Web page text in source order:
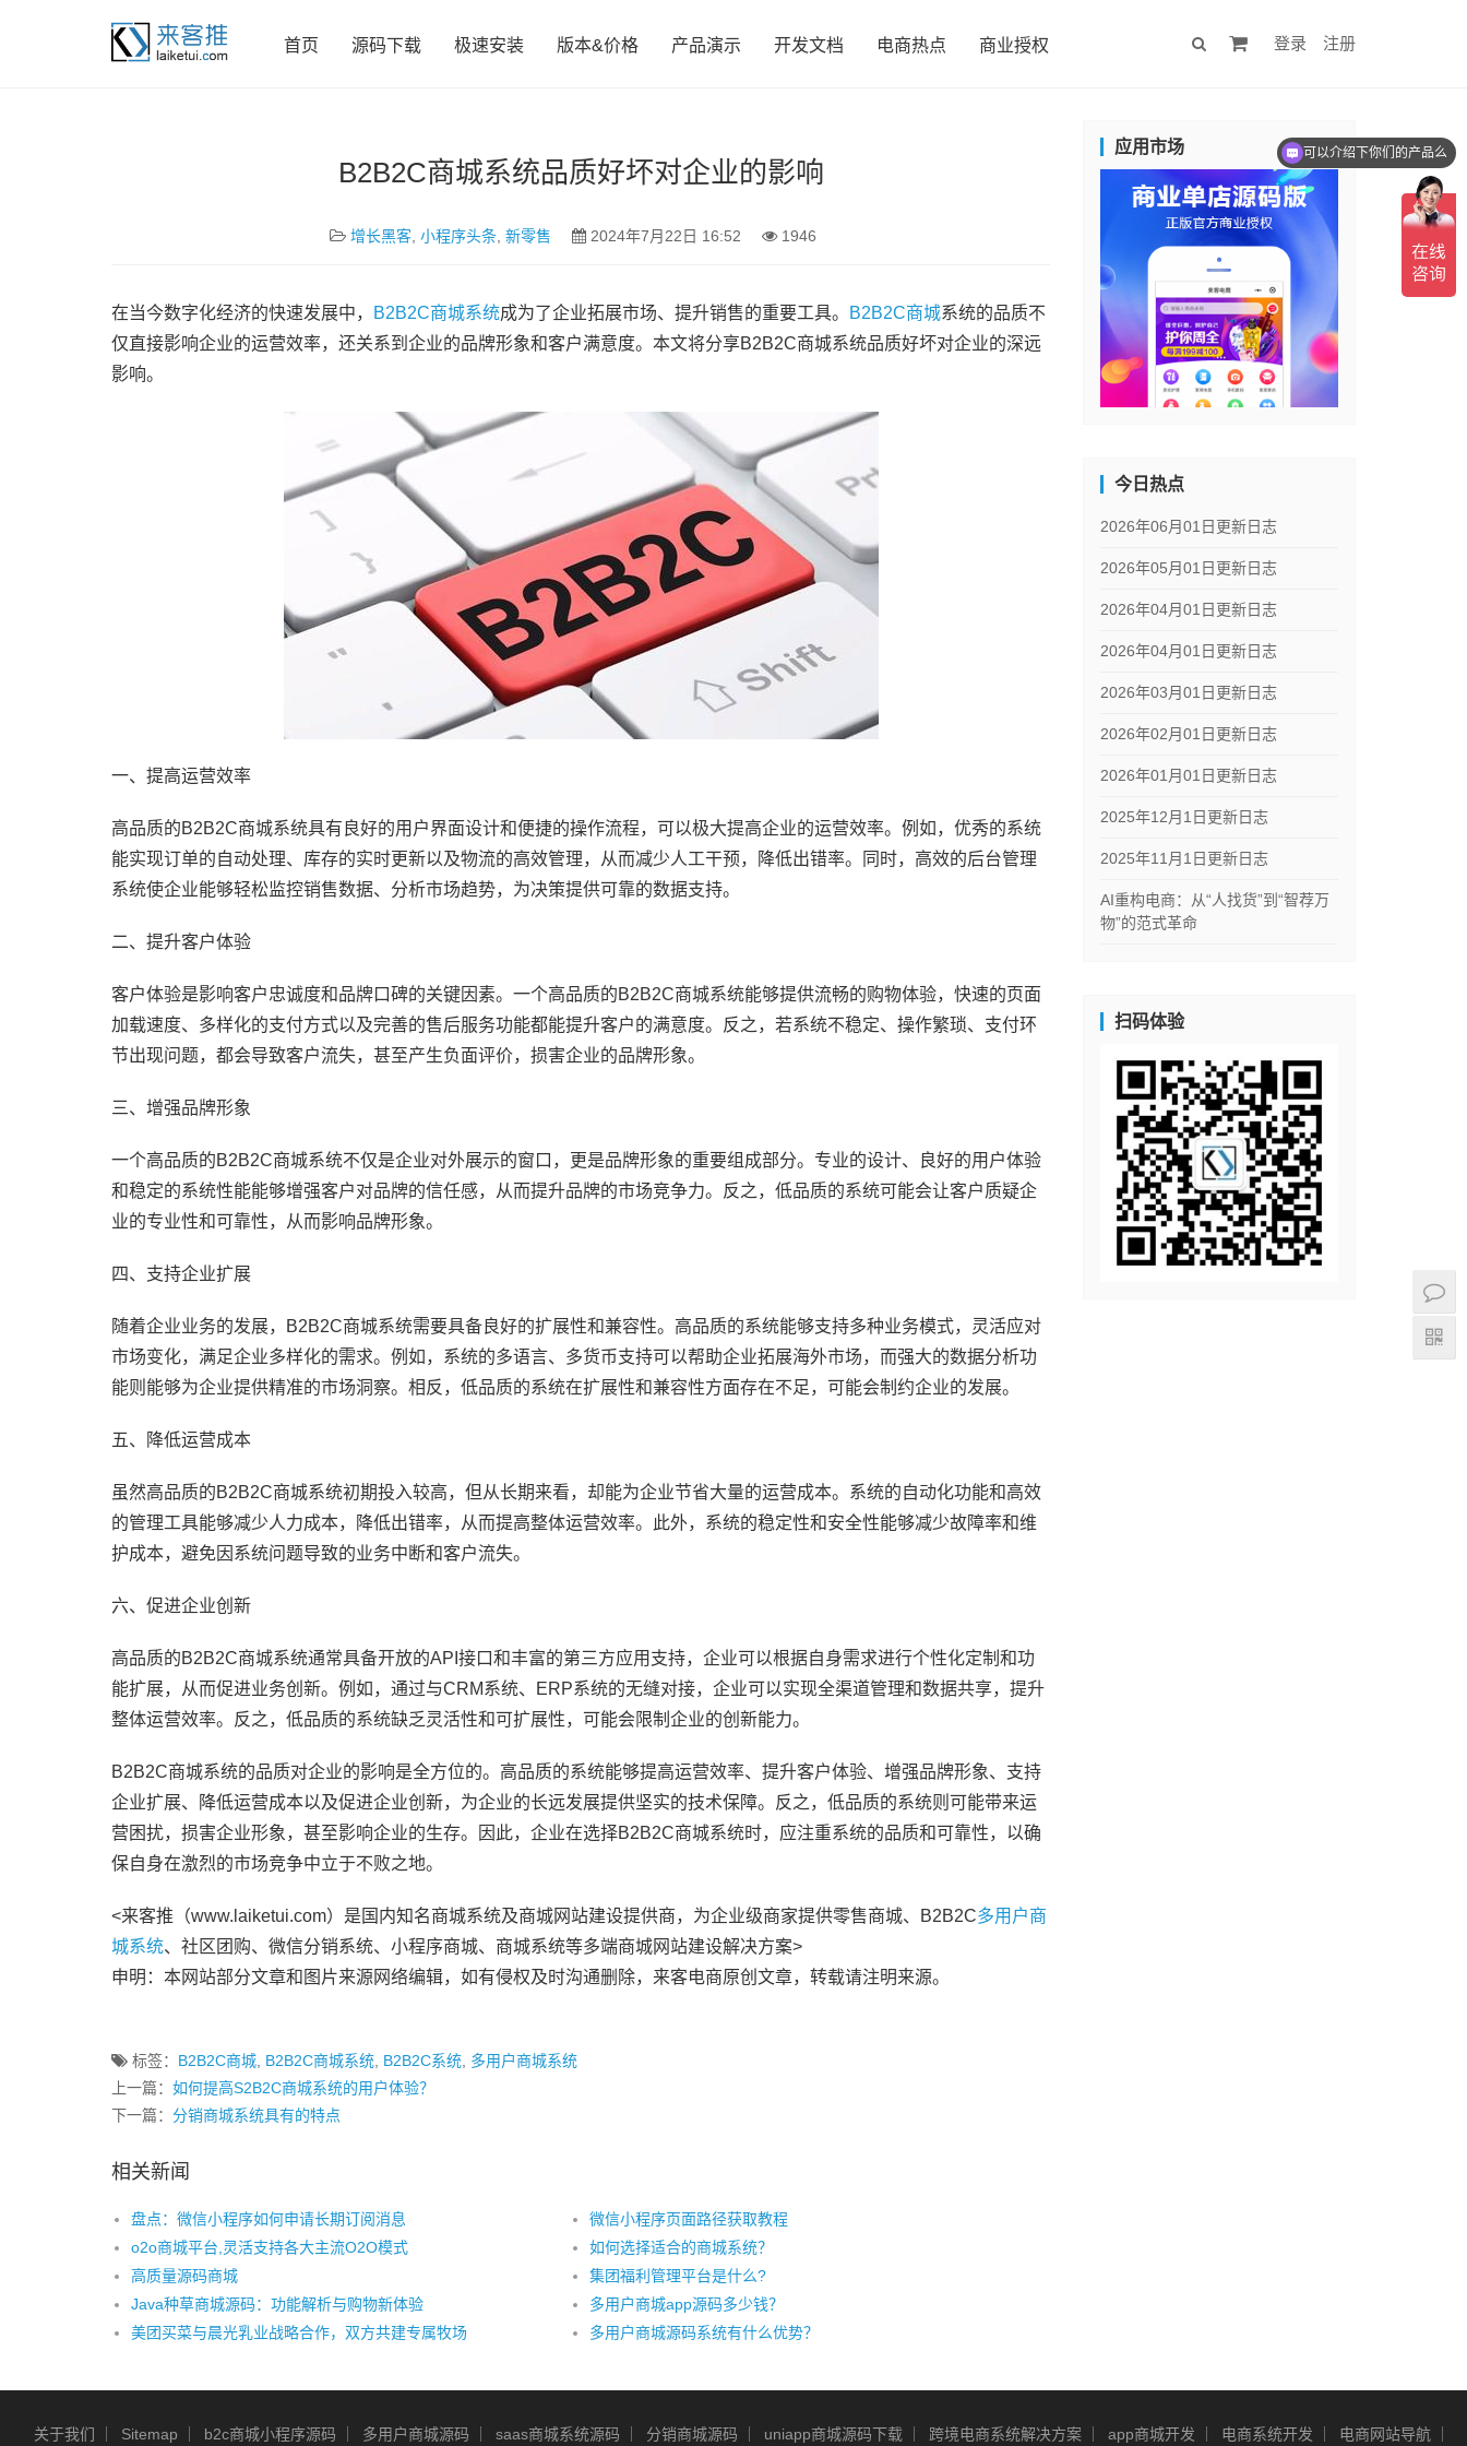
首页 源码下载 极速安装 版本&价格 产品演示 开发文档 电商热点 商业授权 登录 注册
B2B2C商城系统品质好坏对企业的影响
增长黑客, 小程序头条, 新零售 2024年7月22日 16:52 1946
在当今数字化经济的快速发展中， B2B2C商城系统成为了企业拓展市场、提升销售的重要工具。 B2B2C商城系统的品质不
仅直接影响企业的运营效率，还关系到企业的品牌形象和客户满意度。本文将分享B2B2C商城系统品质好坏对企业的深远
影响。
一、提高运营效率
高品质的B2B2C商城系统具有良好的用户界面设计和便捷的操作流程，可以极大提高企业的运营效率。例如，优秀的系统
能实现订单的自动处理、库存的实时更新以及物流的高效管理，从而减少人工干预，降低出错率。同时，高效的后台管理
系统使企业能够轻松监控销售数据、分析市场趋势，为决策提供可靠的数据支持。
二、提升客户体验
客户体验是影响客户忠诚度和品牌口碑的关键因素。一个高品质的B2B2C商城系统能够提供流畅的购物体验，快速的页面
加载速度、多样化的支付方式以及完善的售后服务功能都能提升客户的满意度。反之，若系统不稳定、操作繁琐、支付环
节出现问题，都会导致客户流失，甚至产生负面评价，损害企业的品牌形象。
三、增强品牌形象
一个高品质的B2B2C商城系统不仅是企业对外展示的窗口，更是品牌形象的重要组成部分。专业的设计、良好的用户体验
和稳定的系统性能能够增强客户对品牌的信任感，从而提升品牌的市场竞争力。反之，低品质的系统可能会让客户质疑企
业的专业性和可靠性，从而影响品牌形象。
四、支持企业扩展
随着企业业务的发展，B2B2C商城系统需要具备良好的扩展性和兼容性。高品质的系统能够支持多种业务模式，灵活应对
市场变化，满足企业多样化的需求。例如，系统的多语言、多货币支持可以帮助企业拓展海外市场，而强大的数据分析功
能则能够为企业提供精准的市场洞察。相反，低品质的系统在扩展性和兼容性方面存在不足，可能会制约企业的发展。
五、降低运营成本
虽然高品质的B2B2C商城系统初期投入较高，但从长期来看，却能为企业节省大量的运营成本。系统的自动化功能和高效
的管理工具能够减少人力成本，降低出错率，从而提高整体运营效率。此外，系统的稳定性和安全性能够减少故障率和维
护成本，避免因系统问题导致的业务中断和客户流失。
六、促进企业创新
高品质的B2B2C商城系统通常具备开放的API接口和丰富的第三方应用支持，企业可以根据自身需求进行个性化定制和功
能扩展，从而促进业务创新。例如，通过与CRM系统、ERP系统的无缝对接，企业可以实现全渠道管理和数据共享，提升
整体运营效率。反之，低品质的系统缺乏灵活性和可扩展性，可能会限制企业的创新能力。
B2B2C商城系统的品质对企业的影响是全方位的。高品质的系统能够提高运营效率、提升客户体验、增强品牌形象、支持
企业扩展、降低运营成本以及促进企业创新，为企业的长远发展提供坚实的技术保障。反之，低品质的系统则可能带来运
营困扰，损害企业形象，甚至影响企业的生存。因此，企业在选择B2B2C商城系统时，应注重系统的品质和可靠性，以确
保自身在激烈的市场竞争中立于不败之地。
<来客推（www.laiketui.com）是国内知名商城系统及商城网站建设提供商，为企业级商家提供零售商城、B2B2C多用户商
城系统、社区团购、微信分销系统、小程序商城、商城系统等多端商城网站建设解决方案>
申明：本网站部分文章和图片来源网络编辑，如有侵权及时沟通删除，来客电商原创文章，转载请注明来源。
标签： B2B2C商城 B2B2C商城系统 B2B2C系统 多用户商城系统
上一篇： 如何提高S2B2C商城系统的用户体验？
下一篇： 分销商城系统具有的特点
相关新闻
盘点：微信小程序如何申请长期订阅消息
微信小程序页面路径获取教程
o2o商城平台,灵活支持各大主流O2O模式
如何选择适合的商城系统？
高质量源码商城
集团福利管理平台是什么?
Java种草商城源码：功能解析与购物新体验
多用户商城app源码多少钱？
美团买菜与晨光乳业战略合作，双方共建专属牧场
多用户商城源码系统有什么优势？
应用市场
今日热点
2026年06月01日更新日志
2026年05月01日更新日志
2026年04月01日更新日志
2026年04月01日更新日志
2026年03月01日更新日志
2026年02月01日更新日志
2026年01月01日更新日志
2025年12月1日更新日志
2025年11月1日更新日志
AI重构电商：从“人找货”到“智荐万
物”的范式革命
扫码体验
关于我们 Sitemap b2c商城小程序源码 多用户商城源码 saas商城系统源码 分销商城源码 uniapp商城源码下载 跨境电商系统解决方案 app商城开发 电商系统开发 电商网站导航
可以介绍下你们的产品么